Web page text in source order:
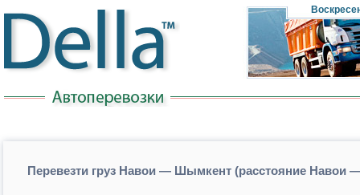
Перевезти груз Навои — Шымкент (расстояние Навои